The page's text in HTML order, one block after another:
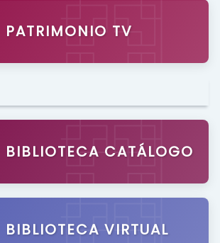
PATRIMONIO TV
BIBLIOTECA CATÁLOGO
BIBLIOTECA VIRTUAL